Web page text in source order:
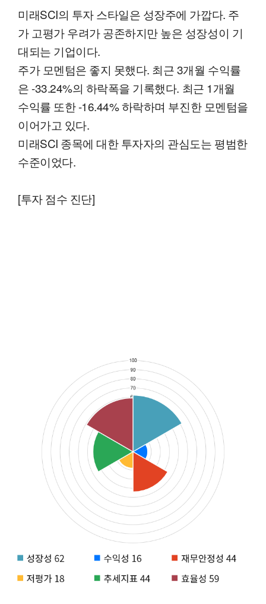
미래SCI의 투자 스타일은 성장주에 가깝다. 주
가 고평가 우려가 공존하지만 높은 성장성이 기
대되는 기업이다.
주가 모멘텀은 좋지 못했다. 최근 3개월 수익률
은 -33.24%의 하락폭을 기록했다. 최근 1개월
수익률 또한 -16.44% 하락하며 부진한 모멘텀을
이어가고 있다.
미래SCI 종목에 대한 투자자의 관심도는 평범한
수준이었다.
[투자 점수 진단]